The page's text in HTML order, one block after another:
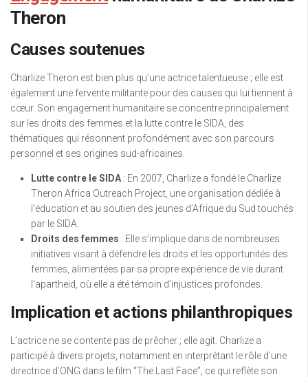
Theron
Causes soutenues
Charlize Theron est bien plus qu’une actrice talentueuse ; elle est
également une fervente militante pour des causes qui lui tiennent à
cœur. Son engagement humanitaire se concentre principalement
sur les droits des femmes et la lutte contre le SIDA, des
thématiques qui résonnent profondément avec son parcours
personnel et ses origines sud-africaines.
Lutte contre le SIDA : En 2007, Charlize a fondé le Charlize
Theron Africa Outreach Project, une organisation dédiée à
l’éducation et au soutien des jeunes d’Afrique du Sud touchés
par le SIDA.
Droits des femmes : Elle s’implique dans de nombreuses
initiatives visant à défendre les droits et les opportunités des
femmes, alimentées par sa propre expérience de vie durant
l’apartheid, où elle a été témoin d’injustices profondes.
Implication et actions philanthropiques
L’actrice ne se contente pas de prêcher ; elle agit. Charlize a
participé à divers projets, notamment en interprétant le rôle d’une
directrice d’ONG dans le film “The Last Face”, ce qui reflète son